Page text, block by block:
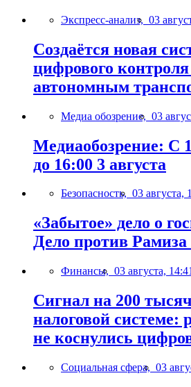
Экспресс-анализ, 03
Создаётся новая
цифрового
автономным
Медиа обозрение, 03
Медиаобозрение: С
до 16:00 3 августа
Безопасность, 03 августа,
«Забытое» дело о
Дело против
Финансы, 03 августа, 14:41
Сигнал на 200
налоговой системе:
не коснулись
Социальная сфера, 03